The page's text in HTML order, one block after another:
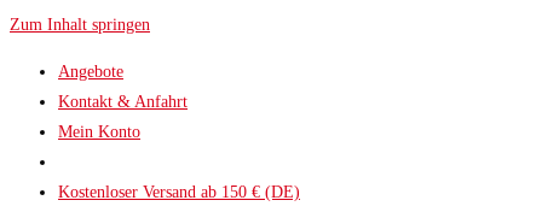
Zum Inhalt springen
Angebote
Kontakt & Anfahrt
Mein Konto
Kostenloser Versand ab 150 € (DE)